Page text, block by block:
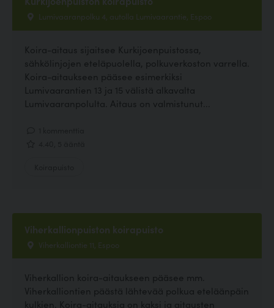
Lumivaaranpolku 4, autolla Lumivaarantie, Espoo
Koira-aitaus sijaitsee Kurkijoenpuistossa,
sähkölinjojen eteläpuolella, polkuverkoston varrella.
Koira-aitaukseen pääsee esimerkiksi
Lumivaarantien 13 ja 15 välistä alkavalta
Lumivaaranpolulta. Aitaus on valmistunut...
Viherkallionpuiston koirapuisto
Viherkalliontie 11, Espoo
Viherkallion koira-aitaukseen pääsee mm.
Viherkalliontien päästä lähtevää polkua eteläänpäin
kulkien. Koira-aitauksia on kaksi ja aitausten